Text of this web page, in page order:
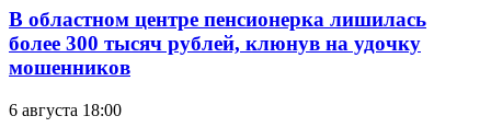
В областном центре пенсионерка лишилась
более 300 тысяч рублей, клюнув на удочку
мошенников
6 августа 18:00